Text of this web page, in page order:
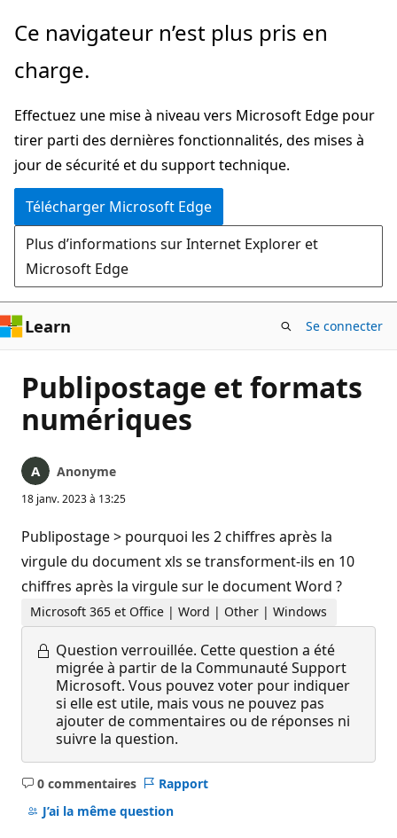
Passer
directement
au
principal
Ce navigateur n’est plus pris en
charge.
Effectuez une mise à niveau vers Microsoft Edge pour
tirer parti des dernières fonctionnalités, des mises à
jour de sécurité et du support technique.
Télécharger Microsoft Edge
Plus d’informations sur Internet Explorer et
Microsoft Edge
Learn Se connecter
Publipostage et formats
numériques
Anonyme
18 janv. 2023 à 13:25
Publipostage > pourquoi les 2 chiffres après la
virgule du document xls se transforment-ils en 10
chiffres après la virgule sur le document Word ?
Microsoft 365 et Office | Word | Other | Windows
Question verrouillée. Cette question a été
migrée à partir de la Communauté Support
Microsoft. Vous pouvez voter pour indiquer
si elle est utile, mais vous ne pouvez pas
ajouter de commentaires ou de réponses ni
suivre la question.
0 commentaires
Aucun
commentaire
Rapport
J’ai la même question